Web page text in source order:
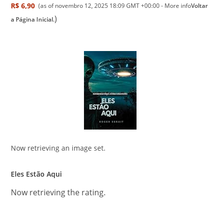
R$ 6,90 (as of novembro 12, 2025 18:09 GMT +00:00 - More infoVoltar
a Página Inicial.)
Now retrieving an image set.
Eles Estão Aqui
Now retrieving the rating.